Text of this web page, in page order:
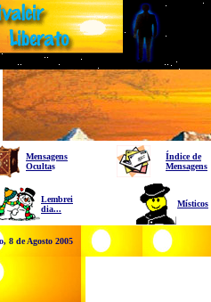
Mensagens
Ocultas
Índice de
Mensagens
Lembrei
dia...
Místicos
8 de Agosto 2005